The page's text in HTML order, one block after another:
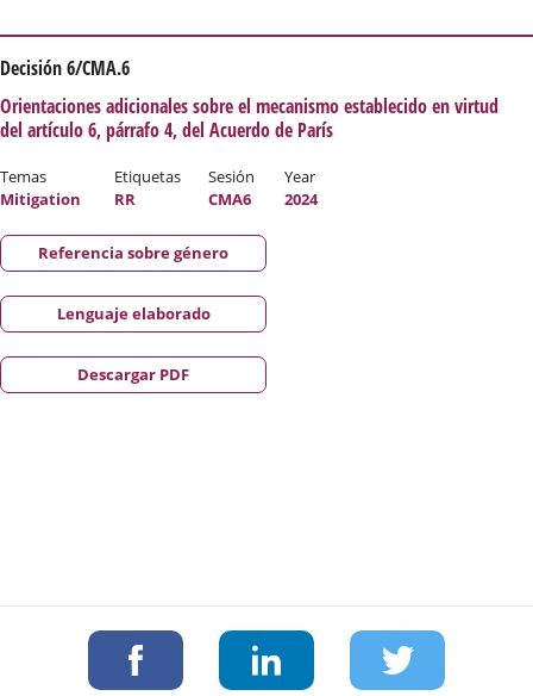
Decisión 6/CMA.6
Orientaciones adicionales sobre el mecanismo establecido en virtud
del artículo 6, párrafo 4, del Acuerdo de París
Temas
Mitigation
Etiquetas
RR
Sesión
CMA6
Year
2024
Referencia sobre género
Lenguaje elaborado
Descargar PDF